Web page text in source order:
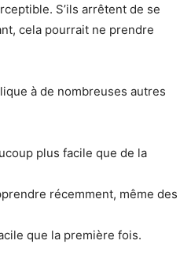
S’ils arrêtent de se
cela pourrait ne prendre
à de nombreuses autres
plus facile que de la
récemment, même des
que la première fois.